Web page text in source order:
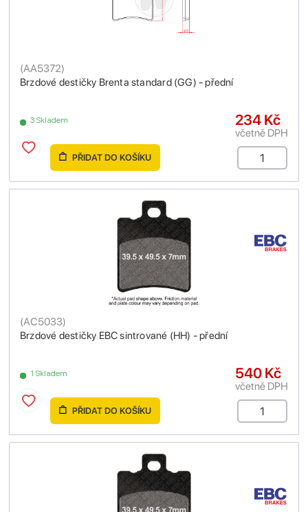
Brzdové destičky Brenta standard (GG) - přední
(AA5372)
3 Skladem 234 Kč
včetně DPH
PŘIDAT DO KOŠÍKU
Brzdové destičky EBC sintrované (HH) - přední
(AC5033)
1 Skladem 540 Kč
včetně DPH
PŘIDAT DO KOŠÍKU